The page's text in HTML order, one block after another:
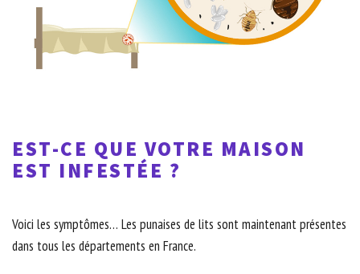
EST-CE QUE VOTRE MAISON
EST INFESTÉE ?
Voici les symptômes… Les punaises de lits sont maintenant présentes
dans tous les départements en France.